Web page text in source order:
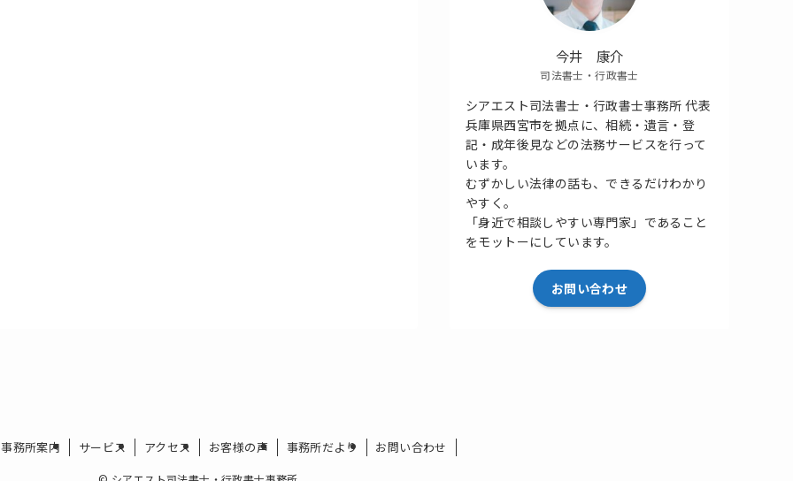
今井 康介
司法書士・行政書士
シアエスト司法書士・行政書士事務所 代表
兵庫県西宮市を拠点に、相続・遺言・登
記・成年後見などの法務サービスを行って
います。
むずかしい法律の話も、できるだけわかり
やすく。
「身近で相談しやすい専門家」であること
をモットーにしています。
お問い合わせ
事務所案内 サービス アクセス お客様の声 事務所だより お問い合わせ